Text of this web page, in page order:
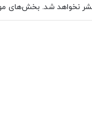
نخواهد شد. بخش‌های